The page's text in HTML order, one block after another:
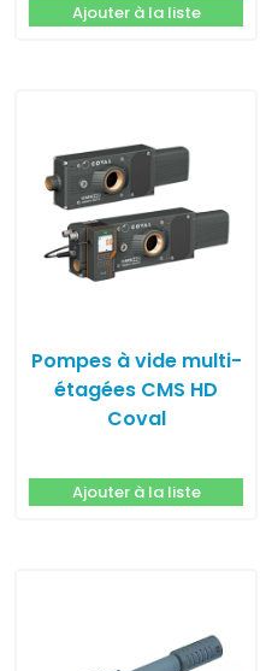
Ajouter à la liste
Pompes à vide multi-
étagées CMS HD
Coval
Ajouter à la liste